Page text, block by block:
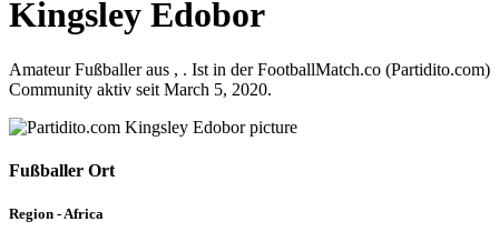
Kingsley Edobor
Amateur Fußballer aus , . Ist in der FootballMatch.co (Partidito.com)
Community aktiv seit March 5, 2020.
Fußballer Ort
Region - Africa